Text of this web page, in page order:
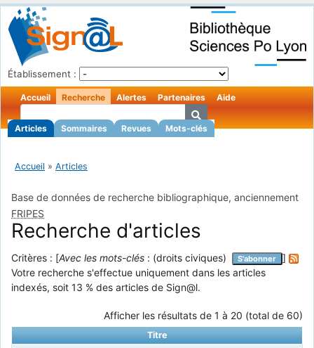
Établissement :
Accueil Recherche
Articles Sommaires Revues Mots-clés
Alertes Partenaires Aide
Accueil » Articles
Base de données de recherche bibliographique, anciennement
FRIPES
Recherche d'articles
Critères : [Avec les mots-clés : (droits civiques) S'abonner
]
Votre recherche s'effectue uniquement dans les articles
indexés, soit 13 % des articles de Sign@l.
Afficher les résultats de 1 à 20 (total de 60)
Titre